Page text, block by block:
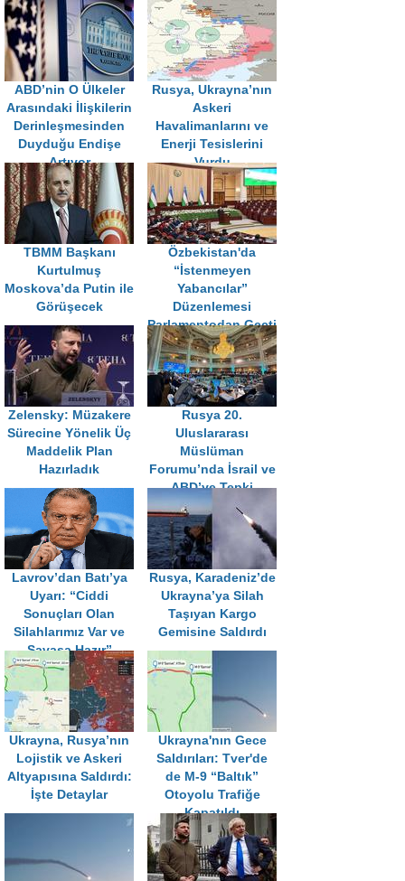
ABD’nin O Ülkeler
Arasındaki İlişkilerin
Derinleşmesinden
Duyduğu Endişe
Artıyor
Rusya, Ukrayna’nın
Askeri
Havalimanlarını ve
Enerji Tesislerini
Vurdu
TBMM Başkanı
Kurtulmuş
Moskova’da Putin ile
Görüşecek
Özbekistan'da
“İstenmeyen
Yabancılar”
Düzenlemesi
Parlamentodan Geçti
Zelensky: Müzakere
Sürecine Yönelik Üç
Maddelik Plan
Hazırladık
Rusya 20.
Uluslararası
Müslüman
Forumu’nda İsrail ve
ABD’ye Tepki
Lavrov’dan Batı’ya
Uyarı: “Ciddi
Sonuçları Olan
Silahlarımız Var ve
Savaşa Hazır”
Rusya, Karadeniz’de
Ukrayna’ya Silah
Taşıyan Kargo
Gemisine Saldırdı
Ukrayna, Rusya’nın
Lojistik ve Askeri
Altyapısına Saldırdı:
İşte Detaylar
Ukrayna'nın Gece
Saldırıları: Tver'de
de M-9 “Baltık”
Otoyolu Trafiğe
Kapatıldı